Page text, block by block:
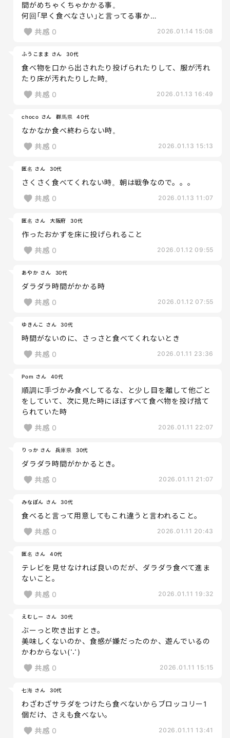
間がめちゃくちゃかかる事。
何回｢早く食べなさい｣と言ってる事か…
共感 0 2026.01.14 15:08
ふうこまま さん 30代
食べ物を口から出されたり投げられたりして、服が汚れ
たり床が汚れたりした時。
共感 0 2026.01.13 16:49
choco さん 群馬県 40代
なかなか食べ終わらない時。
共感 0 2026.01.13 15:13
匿名 さん 30代
さくさく食べてくれない時。朝は戦争なので。。。
共感 0 2026.01.13 11:07
匿名 さん 大阪府 30代
作ったおかずを床に投げられること
共感 0 2026.01.12 09:55
あやか さん 30代
ダラダラ時間がかかる時
共感 0 2026.01.12 07:55
ゆきんこ さん 30代
時間がないのに、さっさと食べてくれないとき
共感 0 2026.01.11 23:36
Pom さん 40代
順調に手づかみ食べしてるな、と少し目を離して他ごと
をしていて、次に見た時にほぼすべて食べ物を投げ捨て
られていた時
共感 0 2026.01.11 22:07
りっか さん 兵庫県 30代
ダラダラ時間がかかるとき。
共感 0 2026.01.11 21:07
みなぽん さん 30代
食べると言って用意してもこれ違うと言われること。
共感 0 2026.01.11 20:43
匿名 さん 40代
テレビを見せなければ良いのだが、ダラダラ食べて進ま
ないこと。
共感 0 2026.01.11 19:32
えむしー さん 30代
ぶーっと吹き出すとき。
美味しくないのか、食感が嫌だったのか、遊んでいるの
かわからない(∵)
共感 0 2026.01.11 15:15
七海 さん 30代
わざわざサラダをつけたら食べないからブロッコリー1
個だけ、さえも食べない。
共感 0 2026.01.11 13:41